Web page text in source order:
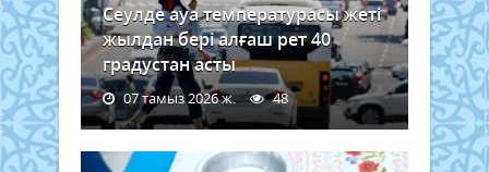
Сеулде ауа температурасы жеті
жылдан бері алғаш рет 40
градустан асты
07 тамыз 2026 ж. 48